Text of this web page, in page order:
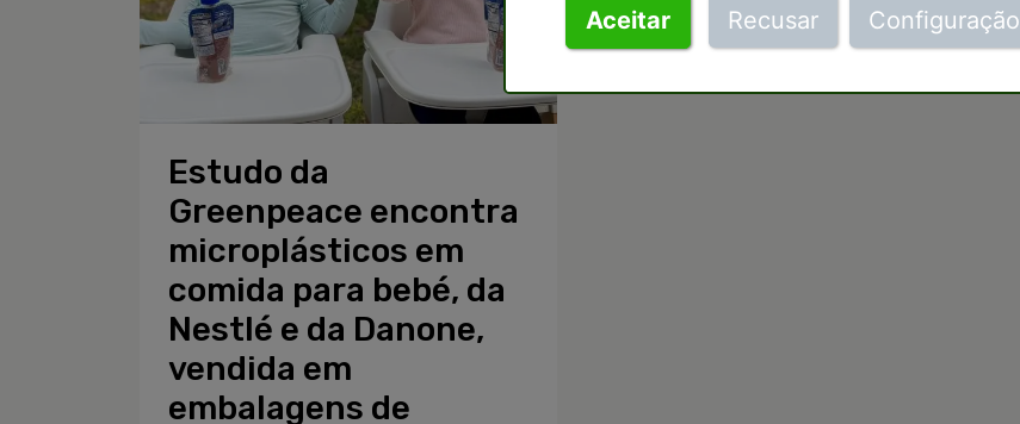
Estudo da
Greenpeace encontra
microplásticos em
comida para bebé, da
Nestlé e da Danone,
vendida em
embalagens de
Aceitar Recusar Configuração